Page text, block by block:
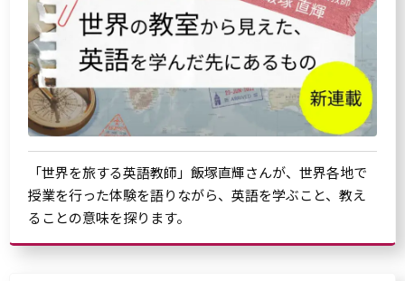
「世界を旅する英語教師」飯塚直輝さんが、世界各地で
授業を行った体験を語りながら、英語を学ぶこと、教え
ることの意味を探ります。